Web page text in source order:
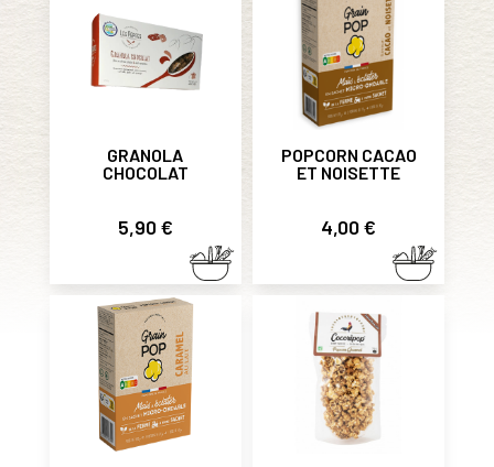
GRANOLA
CHOCOLAT
Prix
5,90 €
POPCORN CACAO
ET NOISETTE
Prix
4,00 €